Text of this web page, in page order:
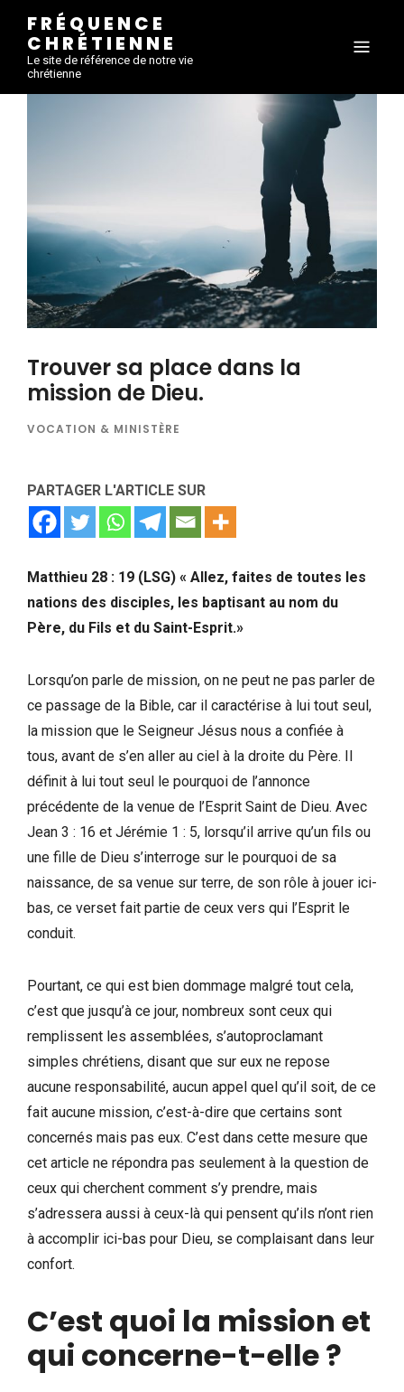
FRÉQUENCE
CHRÉTIENNE
Le site de référence de notre vie
chrétienne
Trouver sa place dans la
mission de Dieu.
VOCATION & MINISTÈRE
PARTAGER L'ARTICLE SUR
Matthieu 28 : 19 (LSG) « Allez, faites de toutes les
nations des disciples, les baptisant au nom du
Père, du Fils et du Saint-Esprit.»
Lorsqu’on parle de mission, on ne peut ne pas parler de
ce passage de la Bible, car il caractérise à lui tout seul,
la mission que le Seigneur Jésus nous a confiée à
tous, avant de s’en aller au ciel à la droite du Père. Il
définit à lui tout seul le pourquoi de l’annonce
précédente de la venue de l’Esprit Saint de Dieu. Avec
Jean 3 : 16 et Jérémie 1 : 5, lorsqu’il arrive qu’un fils ou
une fille de Dieu s’interroge sur le pourquoi de sa
naissance, de sa venue sur terre, de son rôle à jouer ici-
bas, ce verset fait partie de ceux vers qui l’Esprit le
conduit.
Pourtant, ce qui est bien dommage malgré tout cela,
c’est que jusqu’à ce jour, nombreux sont ceux qui
remplissent les assemblées, s’autoproclamant
simples chrétiens, disant que sur eux ne repose
aucune responsabilité, aucun appel quel qu’il soit, de ce
fait aucune mission, c’est-à-dire que certains sont
concernés mais pas eux. C’est dans cette mesure que
cet article ne répondra pas seulement à la question de
ceux qui cherchent comment s’y prendre, mais
s’adressera aussi à ceux-là qui pensent qu’ils n’ont rien
à accomplir ici-bas pour Dieu, se complaisant dans leur
confort.
C’est quoi la mission et
qui concerne-t-elle ?